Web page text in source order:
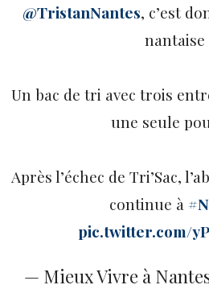
@TristanNantes, c’est
nantaise
Un bac de tri avec trois
une seule
Après l’échec de Tri’Sac,
continue à
pic.twitter.com/
— Mieux Vivre à